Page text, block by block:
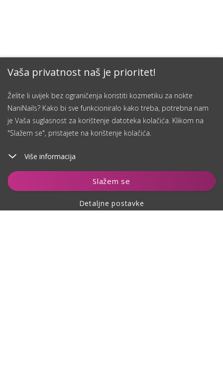
Vaša privatnost naš je prioritet!
Želite li uvijek bez ograničenja koristiti kozmetiku za nokte
NaniNails? Kako bi sve funkcioniralo kako treba, potrebna nam
je Vaša suglasnost za korištenje datoteka kolačića. Klikom na
"Slažem se", pristajete na korištenje kolačića.
Više informacija
Slažem se
Detaljne postavke
Dodaj u košaricu